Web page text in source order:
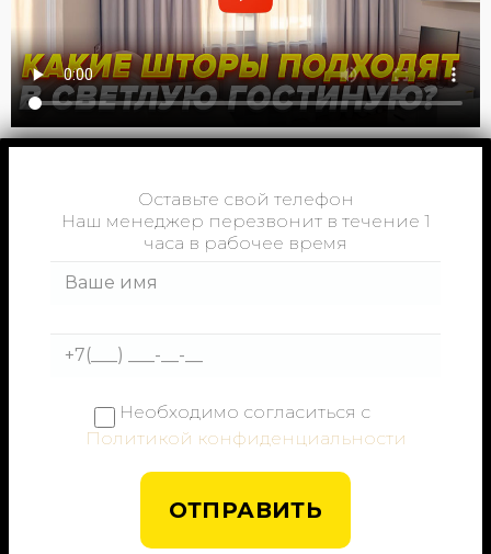
Оставьте свой телефон
Наш менеджер перезвонит в течение 1
часа в рабочее время
Необходимо согласиться с
Политикой конфиденциальности